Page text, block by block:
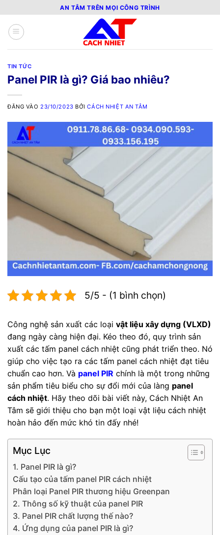
qua
nội
dung
AN TÂM TRÊN MỌI CÔNG TRÌNH
TIN TỨC
Panel PIR là gì? Giá bao nhiêu?
ĐĂNG VÀO 23/10/2023 BỞICÁCH NHIỆT AN TÂM
5/5 - (1 bình chọn)
Công nghệ sản xuất các loại vật liệu xây dựng (VLXD)
đang ngày càng hiện đại. Kéo theo đó, quy trình sản
xuất các tấm panel cách nhiệt cũng phát triển theo. Nó
giúp cho việc tạo ra các tấm panel cách nhiệt đạt tiêu
chuẩn cao hơn. Và panel PIR chính là một trong những
sản phẩm tiêu biểu cho sự đổi mới của làng panel
cách nhiệt. Hãy theo dõi bài viết này, Cách Nhiệt An
Tâm sẽ giới thiệu cho bạn một loại vật liệu cách nhiệt
hoàn hảo đến mức khó tin đấy nhé!
Mục Lục
1. Panel PIR là gì?
Cấu tạo của tấm panel PIR cách nhiệt
Phân loại Panel PIR thương hiệu Greenpan
2. Thông số kỹ thuật của panel PIR
3. Panel PIR chất lượng thế nào?
4. Ứng dụng của panel PIR là gì?